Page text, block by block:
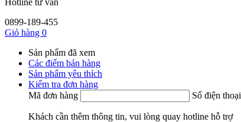
Hotline tư vấn
0899-189-455
Giỏ hàng 0
Sản phẩm đã xem
Các điểm bán hàng
Sản phẩm yêu thích
Kiểm tra đơn hàng
Mã đơn hàng
Số điện thoại
Khách cần thêm thông tin, vui lòng quay hotline hỗ trợ